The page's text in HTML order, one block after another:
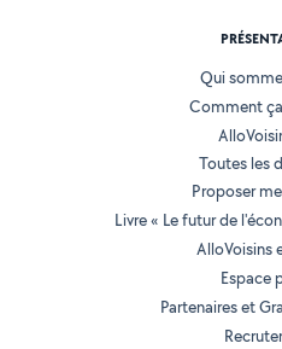
Qui
Comment
Toutes les
Proposer
Livre « Le futur de
AlloVoisins
Espace
Partenaires et